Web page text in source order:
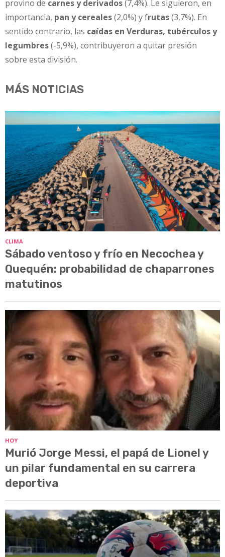
provino de carnes y derivados(7,4%). Le siguieron, en
importancia, pan y cereales(2,0%) y frutas(3,7%). En
sentido contrario, las caídas en Verduras, tubérculos y
legumbres(-5,9%), contribuyeron a quitar presión
sobre esta división.
MÁS NOTICIAS
CLIMA
Sábado ventoso y frío en Necochea y
Quequén: probabilidad de chaparrones
matutinos
HOY
Murió Jorge Messi, el papá de Lionel y
un pilar fundamental en su carrera
deportiva